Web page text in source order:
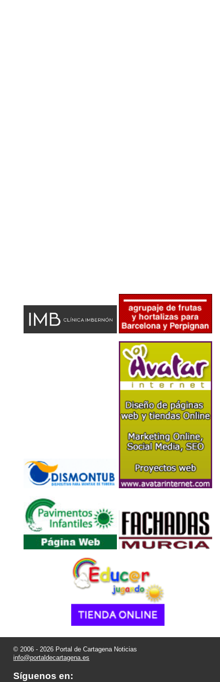
© 2006 - 2026 Portal de Cartagena Noticias
info@portaldecartagena.es
Síguenos en: